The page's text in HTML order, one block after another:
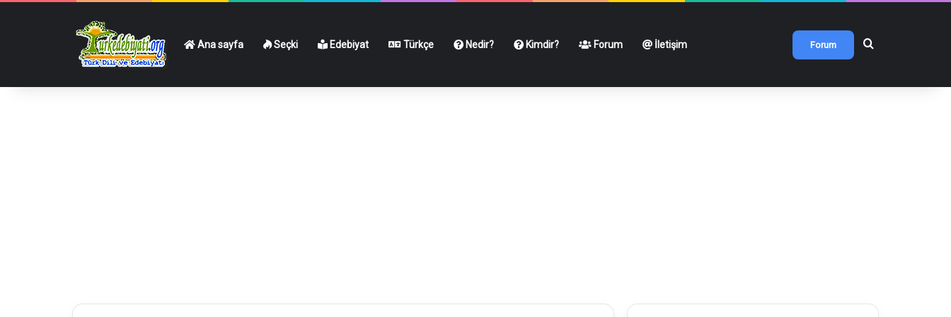
Ana sayfa Seçki Edebiyat Türkçe Nedir? Kimdir? Forum İletişim Forum Arama yap ...